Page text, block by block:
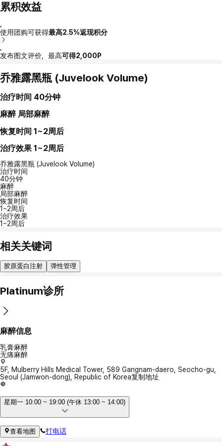
累积效益
使用团购可获得最高2.5%返现积分
发布图文评价，最高可得2,000P
乔雅露黑瓶 (Juvelook Volume)
治疗时间 40分钟
麻醉 局部麻醉
恢复时间 1~2周后
治疗效果 1~2周后
乔雅露黑瓶 (Juvelook Volume)
治疗时间
40分钟
麻醉
局部麻醉
恢复时间
1~2周后
治疗效果
1~2周后
相关关键词
胶原蛋白注射 弹性管理
Platinum诊所
麻醉信息
乳膏麻醉
无痛麻醉
5F, Mulberry Hills Medical Tower, 589 Gangnam-daero, Seocho-gu,
Seoul (Jamwon-dong), Republic of Korea复制地址
星期一 10:00 ~ 19:00 (午休 13:00 ~ 14:00)
查看地图 打电话